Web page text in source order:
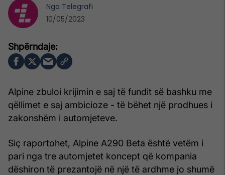
Alpine zbuloi krijimin e saj të fundit së bashku me
qëllimet e saj ambicioze - të bëhet një prodhues i
zakonshëm i automjeteve.
Siç raportohet, Alpine A290 Beta është vetëm i
pari nga tre automjetet koncept që kompania
dëshiron të prezantojë në një të ardhme jo shumë
Nga Telegrafi
10/05/2023